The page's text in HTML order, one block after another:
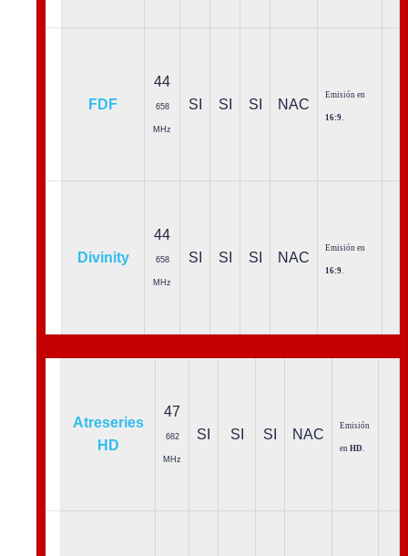
FDF
44
658
MHz
SI SI SI NAC
Emisión en
16:9.
Divinity
44
658
MHz
SI SI SI NAC
Emisión en
16:9.
Atreseries
HD
47
682
MHz
SI SI SI NAC
Emisión
en HD